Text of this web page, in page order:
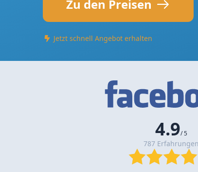
Zu den Preisen
Jetzt schnell Angebot erhalten
4.9/ 5
787 Erfahrungen